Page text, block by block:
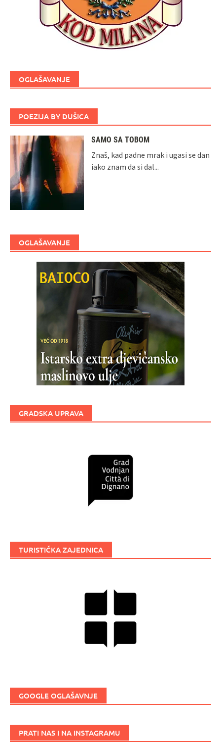
OGLAŠAVANJE
POEZIJA BY DUŠICA
SAMO SA TOBOM
Znaš, kad padne mrak i ugasi se dan
iako znam da si dal...
OGLAŠAVANJE
GRADSKA UPRAVA
TURISTIČKA ZAJEDNICA
GOOGLE OGLAŠAVNJE
PRATI NAS I NA INSTAGRAMU